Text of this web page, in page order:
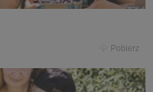
Pobierz